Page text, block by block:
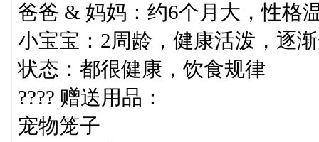
爸爸 & 妈妈：约6个月大，性格
小宝宝：2周龄，健康活泼，逐
状态：都很健康，饮食规律
???? 赠送用品：
宠物笼子